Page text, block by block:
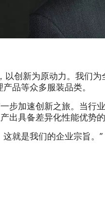
创新为原动力。我们为
品等众多服装品类。
加速创新之旅。当行
具备差异化性能优势的
就是我们的企业宗旨。”